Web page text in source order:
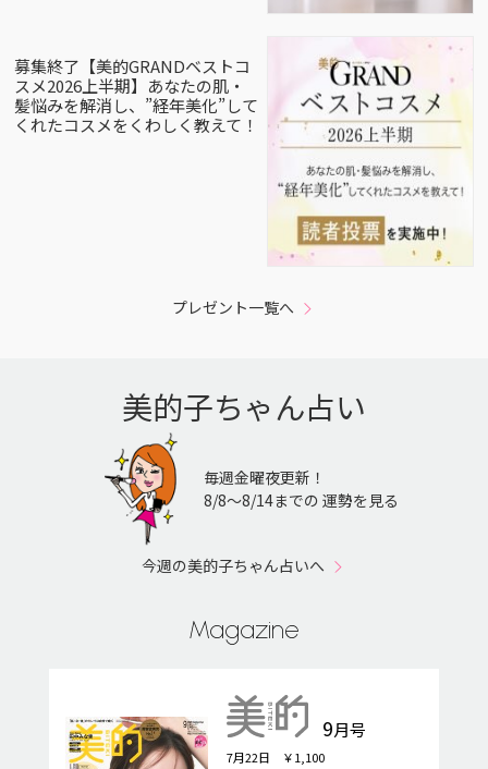
募集終了【美的GRANDベストコ
スメ2026上半期】あなたの肌・
髪悩みを解消し、”経年美化”して
くれたコスメをくわしく教えて！
プレゼント一覧へ
美的子ちゃん占い
毎週金曜夜更新！
8/8〜8/14までの 運勢を見る
今週の美的子ちゃん占いへ
Magazine
9月号
7月22日 ￥1,100